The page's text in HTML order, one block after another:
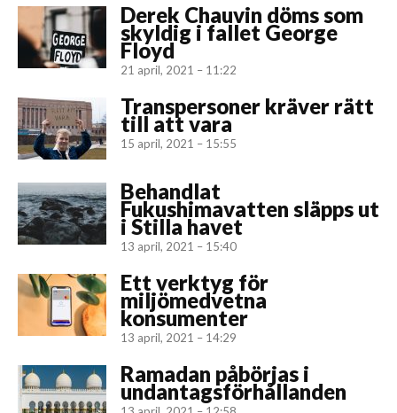
Derek Chauvin döms som
skyldig i fallet George
Floyd
21 april, 2021 – 11:22
Transpersoner kräver rätt
till att vara
15 april, 2021 – 15:55
Behandlat
Fukushimavatten släpps ut
i Stilla havet
13 april, 2021 – 15:40
Ett verktyg för
miljömedvetna
konsumenter
13 april, 2021 – 14:29
Ramadan påbörjas i
undantagsförhållanden